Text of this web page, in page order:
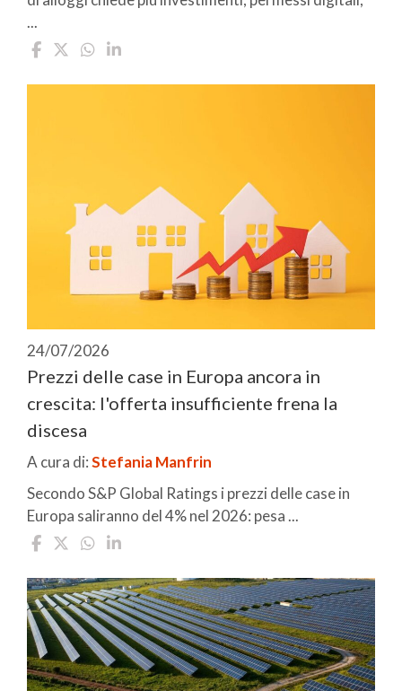
...
24/07/2026
Prezzi delle case in Europa ancora in
crescita: l'offerta insufficiente frena la
discesa
A cura di:Stefania Manfrin
Secondo S&P Global Ratings i prezzi delle case in
Europa saliranno del 4% nel 2026: pesa ...